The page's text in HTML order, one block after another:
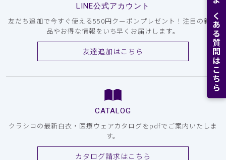
よくある質問はこちら
LINE公式アカウント
友だち追加で今すぐ使える550円クーポンプレゼント！注目の新商
品やお得な情報をいち早くお届けします。
友達追加はこちら
CATALOG
クラシコの最新白衣・医療ウェアカタログをpdfでご案内いたしま
す。
カタログ請求はこちら